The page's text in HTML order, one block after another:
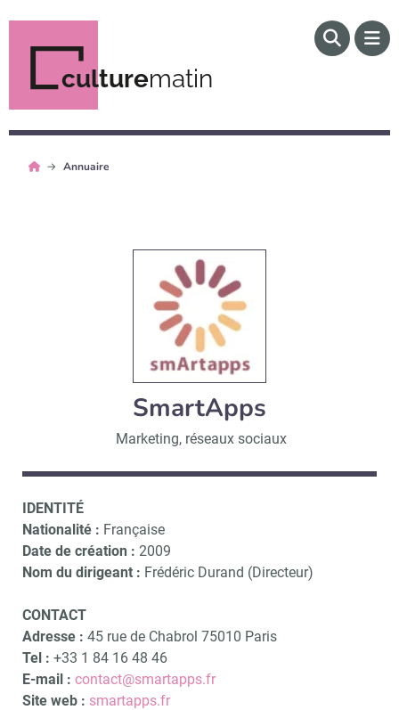
culturematin
Annuaire
SmartApps
Marketing, réseaux sociaux
IDENTITÉ
Nationalité : Française
Date de création : 2009
Nom du dirigeant : Frédéric Durand (Directeur)
CONTACT
Adresse : 45 rue de Chabrol 75010 Paris
Tel : +33 1 84 16 48 46
E-mail : contact@smartapps.fr
Site web : smartapps.fr